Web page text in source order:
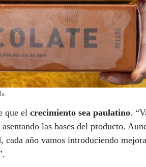
que el crecimiento sea paulatino.
asentando las bases del producto.
cada año vamos introduciendo